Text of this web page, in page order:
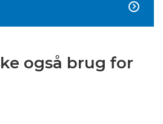

også brug for